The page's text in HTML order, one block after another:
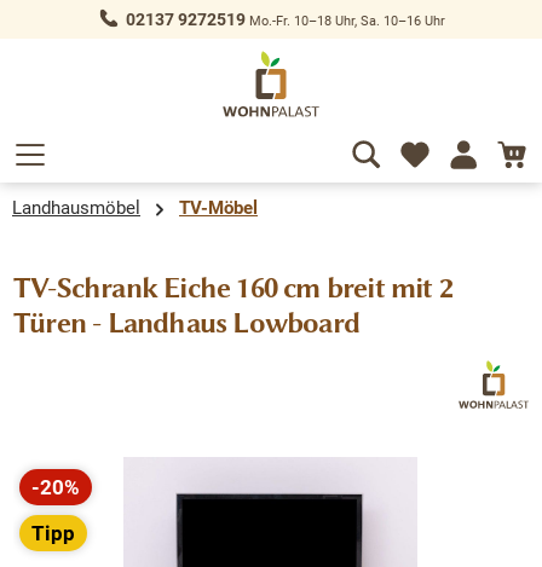
springen 02137 9272519Mo.-Fr. 10–18 Uhr, Sa. 10–16 Uhr
Landhausmöbel TV-Möbel
TV-Schrank Eiche 160 cm breit mit 2
Türen - Landhaus Lowboard
Bildergalerie überspringen
-20%
Rabatt
Tipp